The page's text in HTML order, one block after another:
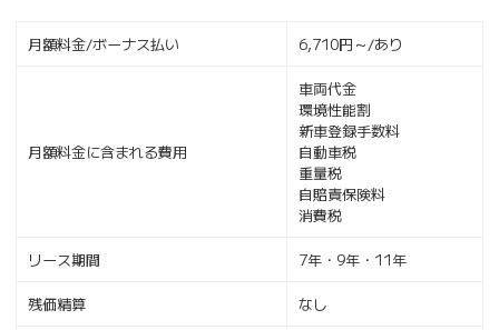
月額料金/ボーナス払い 6,710円～/あり
月額料金に含まれる費用
車両代金
環境性能割
新車登録手数料
自動車税
重量税
自賠責保険料
消費税
リース期間 7年・9年・11年
残価精算 なし